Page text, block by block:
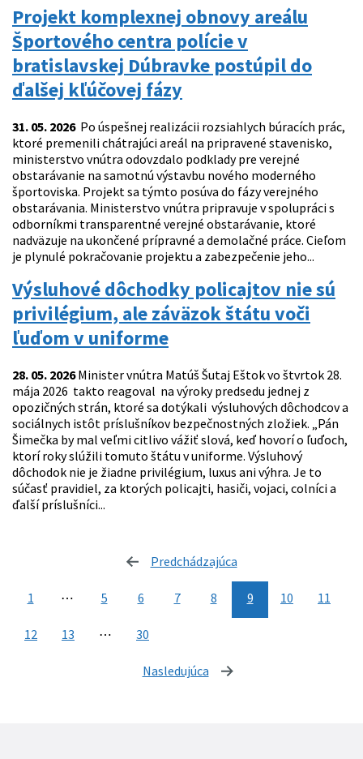
Projekt komplexnej obnovy areálu
Športového centra polície v
bratislavskej Dúbravke postúpil do
ďalšej kľúčovej fázy
31. 05. 2026Po úspešnej realizácii rozsiahlych búracích prác,
ktoré premenili chátrajúci areál na pripravené stavenisko,
ministerstvo vnútra odovzdalo podklady pre verejné
obstarávanie na samotnú výstavbu nového moderného
športoviska. Projekt sa týmto posúva do fázy verejného
obstarávania. Ministerstvo vnútra pripravuje v spolupráci s
odborníkmi transparentné verejné obstarávanie, ktoré
nadväzuje na ukončené prípravné a demolačné práce. Cieľom
je plynulé pokračovanie projektu a zabezpečenie jeho...
Výsluhové dôchodky policajtov nie sú
privilégium, ale záväzok štátu voči
ľuďom v uniforme
28. 05. 2026Minister vnútra Matúš Šutaj Eštok vo štvrtok 28.
mája 2026 takto reagoval na výroky predsedu jednej z
opozičných strán, ktoré sa dotýkali výsluhových dôchodcov a
sociálnych istôt príslušníkov bezpečnostných zložiek. „Pán
Šimečka by mal veľmi citlivo vážiť slová, keď hovorí o ľuďoch,
ktorí roky slúžili tomuto štátu v uniforme. Výsluhový
dôchodok nie je žiadne privilégium, luxus ani výhra. Je to
súčasť pravidiel, za ktorých policajti, hasiči, vojaci, colníci a
ďalší príslušníci...
Predchádzajúca
1 ⋯ 5 6 7 8 9 10 11
12 13 ⋯ 30
Nasledujúca stránka